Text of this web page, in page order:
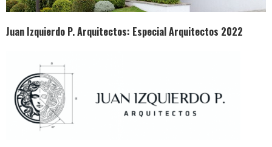
Juan Izquierdo P. Arquitectos: Especial Arquitectos 2022